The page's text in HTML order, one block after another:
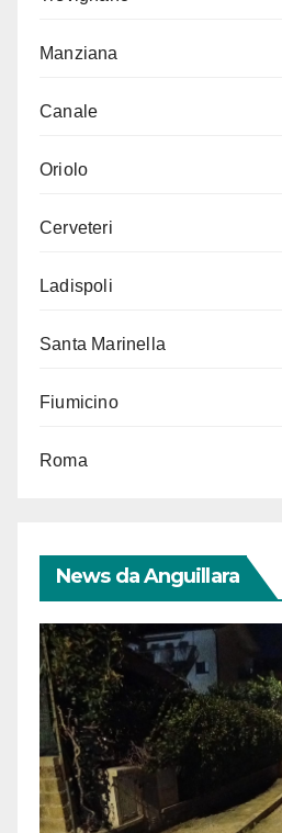
Manziana
Canale
Oriolo
Cerveteri
Ladispoli
Santa Marinella
Fiumicino
Roma
News da Anguillara